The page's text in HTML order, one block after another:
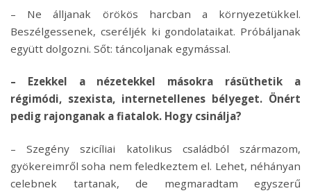
– Ne álljanak örökös harcban a környezetükkel.
Beszélgessenek, cseréljék ki gondolataikat. Próbáljanak
együtt dolgozni. Sőt: táncoljanak egymással.
– Ezekkel a nézetekkel másokra rásüthetik a
régimódi, szexista, internetellenes bélyeget. Önért
pedig rajonganak a fiatalok. Hogy csinálja?
– Szegény szicíliai katolikus családból származom,
gyökereimről soha nem feledkeztem el. Lehet, néhányan
celebnek tartanak, de megmaradtam egyszerű